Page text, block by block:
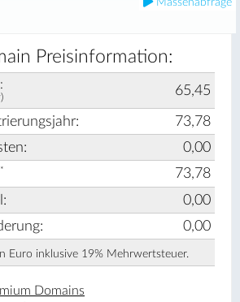
Massenabfrage
Preisinformation:
65,45
73,78
0,00
*
73,78
0,00
0,00
Euro inklusive 19% Mehrwertsteuer.
Domains